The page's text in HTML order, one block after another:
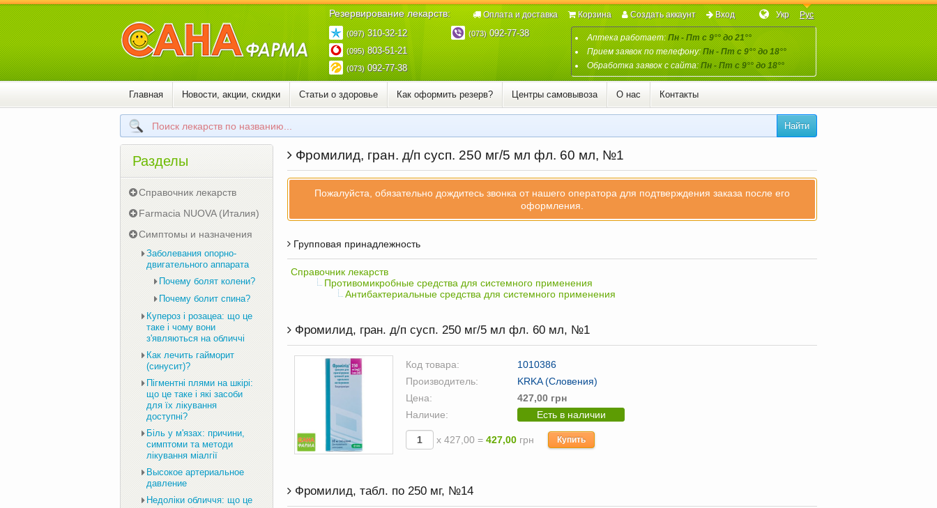
Резервирование лекарств:
(097)310-32-12
(095)803-51-21
(073)092-77-38
(073)092-77-38 Аптека работает:Пн - Пт с 9°° до 21°°
Прием заявок по телефону:Пн - Пт с 9°° до 18°°
Обработка заявок с сайта:Пн - Пт с 9°° до 18°°
Укр Рус
Оплата и доставка Корзина Создать аккаунт Вход
Главная Новости, акции, скидки Статьи о здоровье Как оформить резерв? Центры самовывоза О нас Контакты
Найти
Фромилид, гран. д/п сусп. 250 мг/5 мл фл. 60 мл, №1
Пожалуйста, обязательно дождитесь звонка от нашего оператора для подтверждения заказа после его
оформления.
Групповая принадлежность
Справочник лекарств
Противомикробные средства для системного применения
Антибактериальные средства для системного применения
Фромилид, гран. д/п сусп. 250 мг/5 мл фл. 60 мл, №1
Код товара:
1010386
Производитель:
KRKA (Словения)
Цена:
427,00 грн
Наличие:
Есть в наличии
х 427,00 = 427,00 грн Купить
Фромилид, табл. по 250 мг, №14
Разделы
Справочник лекарств
Farmacia NUOVA (Италия)
Симптомы и назначения
Заболевания опорно-
двигательного аппарата
Почему болят колени?
Почему болит спина?
Купероз і розацеа: що це
таке і чому вони
з'являються на обличчі
Как лечить гайморит
(синусит)?
Пігментні плями на шкірі:
що це таке і які засоби
для їх лікування
доступні?
Біль у м'язах: причини,
симптоми та методи
лікування міалгії
Высокое артериальное
давление
Недоліки обличчя: що це